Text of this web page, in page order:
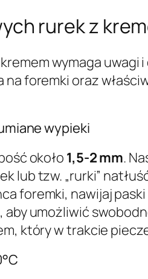
rurek z
wymaga uwagi
foremki oraz
wypieki
około 1,5-2 mm.
lub tzw. „rurki”
foremki, nawijaj
umożliwić
który w trakcie